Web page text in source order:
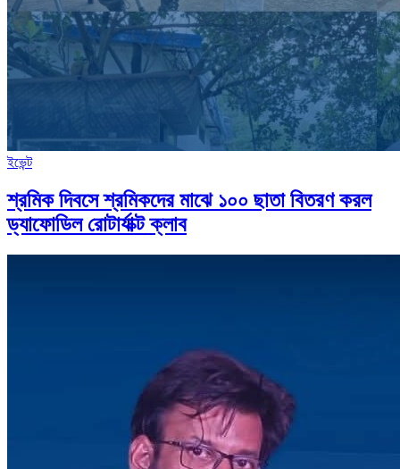
ইভেন্ট
শ্রমিক দিবসে শ্রমিকদের মাঝে ১০০ ছাতা বিতরণ করল
ড্যাফোডিল রোটার্যাক্ট ক্লাব